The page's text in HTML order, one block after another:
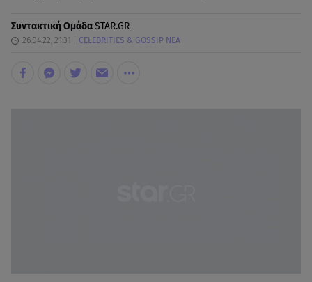
Συντακτική ΟμάδαSTAR.GR
26.04.22, 21:31 CELEBRITIES & GOSSIP ΝΕΑ